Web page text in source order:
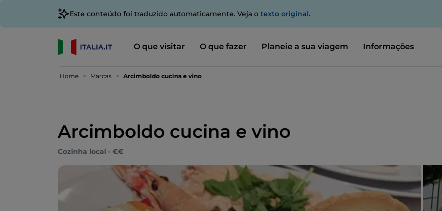
Este conteúdo foi traduzido automaticamente. Veja o texto original.
O que visitar O que fazer Planeie a sua viagem Informações
Home Marcas Arcimboldo cucina e vino
Arcimboldo cucina e vino
Cozinha local - €€